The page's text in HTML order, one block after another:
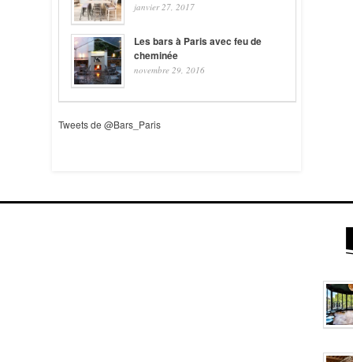
janvier 27, 2017
Les bars à Paris avec feu de
cheminée
novembre 29, 2016
Tweets de @Bars_Paris